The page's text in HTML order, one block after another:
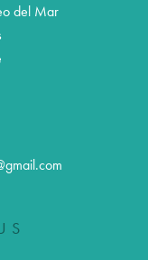
del Mar